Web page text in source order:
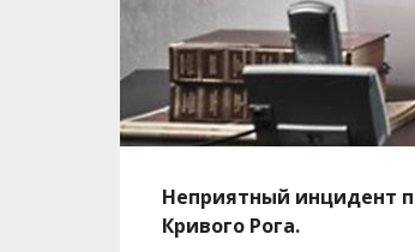
Неприятный инцидент
Кривого Рога.